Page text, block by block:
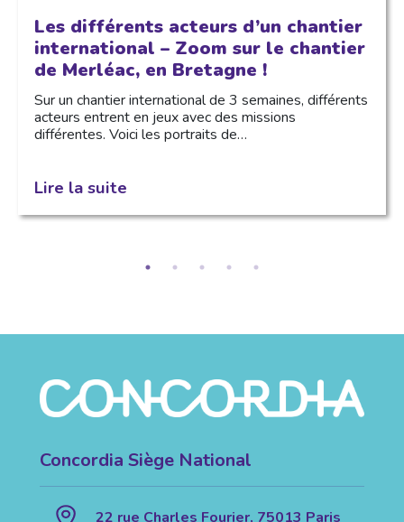
Les différents acteurs d’un chantier
international – Zoom sur le chantier
de Merléac, en Bretagne !
Sur un chantier international de 3 semaines, différents
acteurs entrent en jeux avec des missions
différentes. Voici les portraits de…
Lire la suite
Concordia Siège National
22 rue Charles Fourier, 75013 Paris